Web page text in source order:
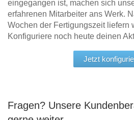
eingegangen ist, machen sich
erfahrenen Mitarbeiter ans Werk.
Wochen der Fertigungszeit liefern
Konfiguriere noch heute deinen
Jetzt
Fragen? Unsere